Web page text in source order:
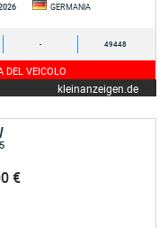
GERMANIA
- 49448
DEL VEICOLO
kleinanzeigen.de
€